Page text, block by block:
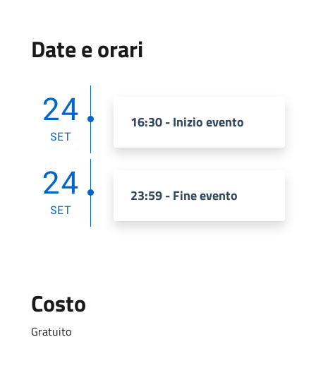
Date e orari
24
SET
16:30 - Inizio evento
24
SET
23:59 - Fine evento
Costo
Gratuito